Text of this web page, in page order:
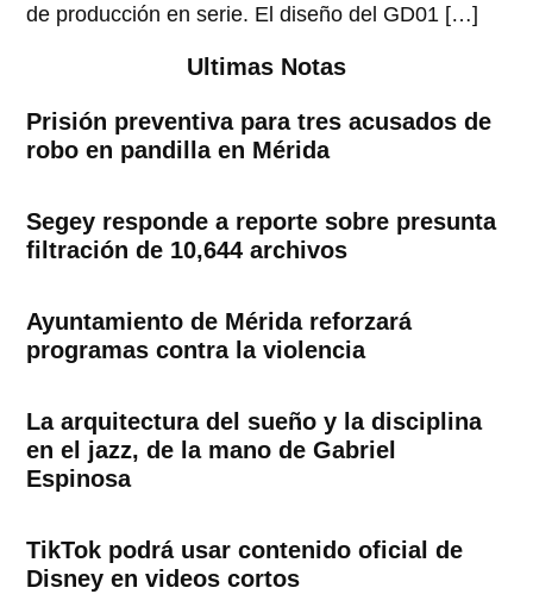
de producción en serie. El diseño del GD01 […]
Ultimas Notas
Prisión preventiva para tres acusados de
robo en pandilla en Mérida
Segey responde a reporte sobre presunta
filtración de 10,644 archivos
Ayuntamiento de Mérida reforzará
programas contra la violencia
La arquitectura del sueño y la disciplina
en el jazz, de la mano de Gabriel
Espinosa
TikTok podrá usar contenido oficial de
Disney en videos cortos